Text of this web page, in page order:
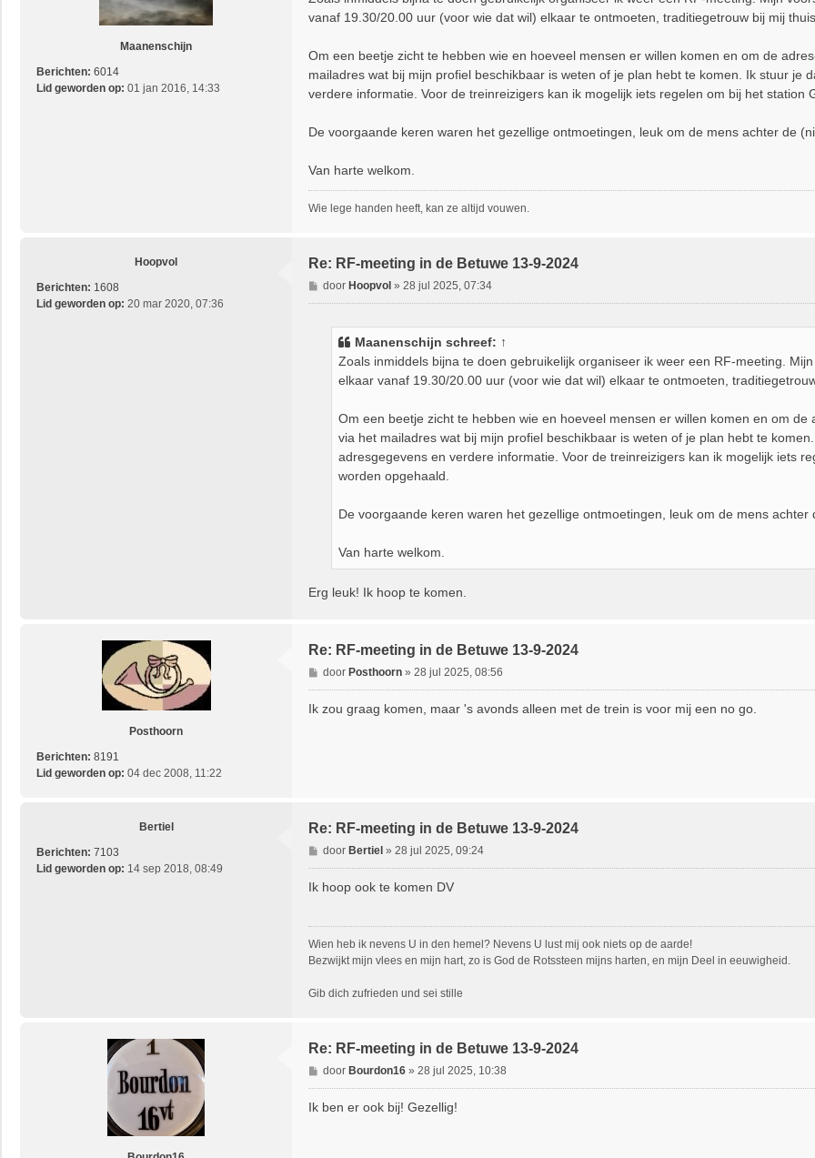
Maanenschijn
Berichten: 6014
Lid geworden op: 01 jan 2016, 14:33
c
t
vanaf 19.30/20.00 uur (voor wie dat wil) elkaar te ontmoeten, traditiegetrouw bij mij thuis.
Om een beetje zicht te hebben wie en hoeveel mensen er willen komen en om de
mailadres wat bij mijn profiel beschikbaar is weten of je plan hebt te komen. Ik stuur je
verdere informatie. Voor de treinreizigers kan ik mogelijk iets regelen om bij het station
De voorgaande keren waren het gezellige ontmoetingen, leuk om de mens achter de
Van harte welkom.
Wie lege handen heeft, kan ze altijd vouwen.
Hoopvol
Berichten: 1608
Lid geworden op: 20 mar 2020, 07:36
Re: RF-meeting in de Betuwe 13-9-2024
B
e
door Hoopvol» 28 jul 2025, 07:34
Maanenschijn schreef: ↑
Zoals inmiddels bijna te doen gebruikelijk organiseer ik weer een RF-meeting.
elkaar vanaf 19.30/20.00 uur (voor wie dat wil) elkaar te ontmoeten,
Om een beetje zicht te hebben wie en hoeveel mensen er willen komen en om
via het mailadres wat bij mijn profiel beschikbaar is weten of je plan hebt te
adresgegevens en verdere informatie. Voor de treinreizigers kan ik mogelijk iets
worden opgehaald.
De voorgaande keren waren het gezellige ontmoetingen, leuk om de mens achter
Van harte welkom.
Erg leuk! Ik hoop te komen.
Posthoorn
Berichten: 8191
Lid geworden op: 04 dec 2008, 11:22
Re: RF-meeting in de Betuwe 13-9-2024
B
e
door Posthoorn» 28 jul 2025, 08:56
Ik zou graag komen, maar 's avonds alleen met de trein is voor mij een no go.
Bertiel
Berichten: 7103
Lid geworden op: 14 sep 2018, 08:49
Re: RF-meeting in de Betuwe 13-9-2024
B
e
h
t
door Bertiel» 28 jul 2025, 09:24
Ik hoop ook te komen DV
Wien heb ik nevens U in den hemel? Nevens U lust mij ook niets op de aarde!
Bezwijkt mijn vlees en mijn hart, zo is God de Rotssteen mijns harten, en mijn Deel in eeuwigheid.
Gib dich zufrieden und sei stille
Re: RF-meeting in de Betuwe 13-9-2024
B
e
door Bourdon16» 28 jul 2025, 10:38
Ik ben er ook bij! Gezellig!